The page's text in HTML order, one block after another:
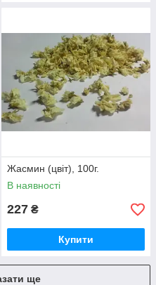
Жасмин (цвіт), 100г.
В наявності
227 ₴
Купити
ще